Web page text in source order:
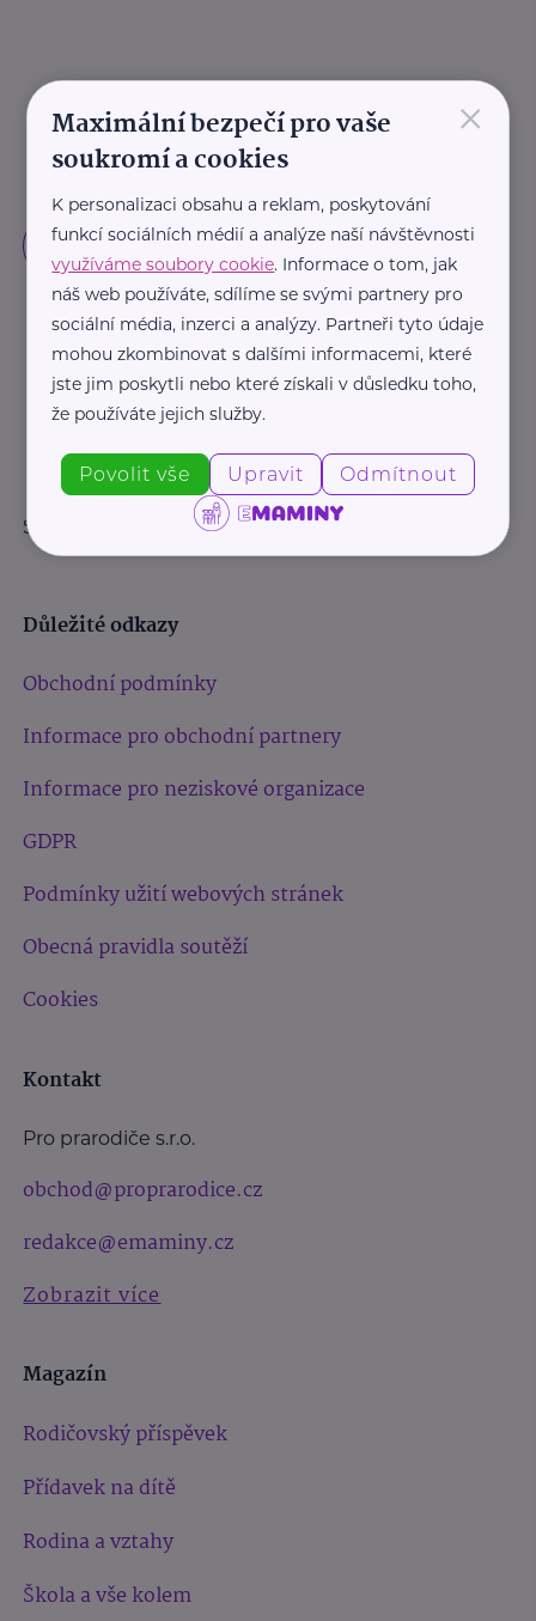
Sledujte nás:
Důležité odkazy
Obchodní podmínky
Informace pro obchodní partnery
Informace pro neziskové organizace
GDPR
Podmínky užití webových stránek
Obecná pravidla soutěží
Cookies
Kontakt
Pro prarodiče s.r.o.
obchod@proprarodice.cz
redakce@emaminy.cz
Zobrazit více
Magazín
Rodičovský příspěvek
Přídavek na dítě
Rodina a vztahy
Škola a vše kolem
×
Maximální bezpečí pro vaše
soukromí a cookies
K personalizaci obsahu a reklam, poskytování
funkcí sociálních médií a analýze naší návštěvnosti
využíváme soubory cookie. Informace o tom, jak
náš web používáte, sdílíme se svými partnery pro
sociální média, inzerci a analýzy. Partneři tyto údaje
mohou zkombinovat s dalšími informacemi, které
jste jim poskytli nebo které získali v důsledku toho,
že používáte jejich služby.
Povolit vše Upravit Odmítnout